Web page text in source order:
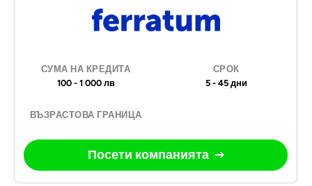
100 - 1 000 лв 5 - 45 дни
Посети компанията